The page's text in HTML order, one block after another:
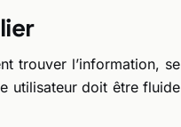
trouver l’information, se
utilisateur doit être fluide